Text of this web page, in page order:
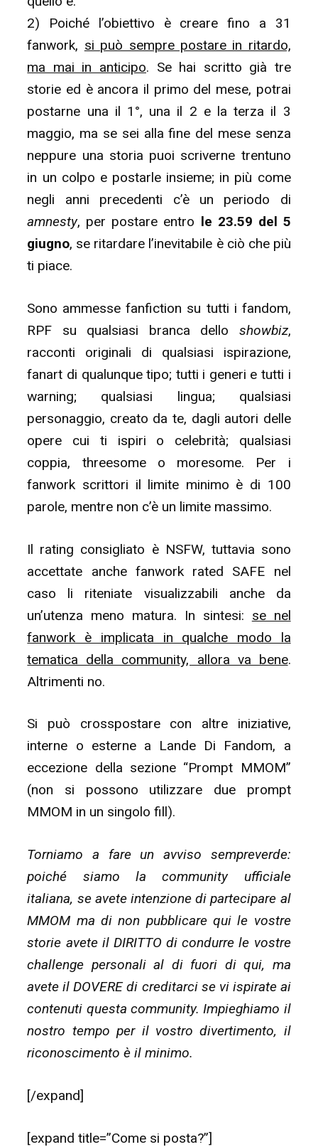
2) Poiché l’obiettivo è creare fino a 31
fanwork, si può sempre postare in ritardo,
ma mai in anticipo. Se hai scritto già tre
storie ed è ancora il primo del mese, potrai
postarne una il 1°, una il 2 e la terza il 3
maggio, ma se sei alla fine del mese senza
neppure una storia puoi scriverne trentuno
in un colpo e postarle insieme; in più come
negli anni precedenti c’è un periodo di
amnesty, per postare entro le 23.59 del 5
giugno, se ritardare l’inevitabile è ciò che più
ti piace.
Sono ammesse fanfiction su tutti i fandom,
RPF su qualsiasi branca dello showbiz,
racconti originali di qualsiasi ispirazione,
fanart di qualunque tipo; tutti i generi e tutti i
warning; qualsiasi lingua; qualsiasi
personaggio, creato da te, dagli autori delle
opere cui ti ispiri o celebrità; qualsiasi
coppia, threesome o moresome. Per i
fanwork scrittori il limite minimo è di 100
parole, mentre non c’è un limite massimo.
Il rating consigliato è NSFW, tuttavia sono
accettate anche fanwork rated SAFE nel
caso li riteniate visualizzabili anche da
un’utenza meno matura. In sintesi: se nel
fanwork è implicata in qualche modo la
tematica della community, allora va bene.
Altrimenti no.
Si può crosspostare con altre iniziative,
interne o esterne a Lande Di Fandom, a
eccezione della sezione “Prompt MMOM”
(non si possono utilizzare due prompt
MMOM in un singolo fill).
Torniamo a fare un avviso sempreverde:
poiché siamo la community ufficiale
italiana, se avete intenzione di partecipare al
MMOM ma di non pubblicare qui le vostre
storie avete il DIRITTO di condurre le vostre
challenge personali al di fuori di qui, ma
avete il DOVERE di creditarci se vi ispirate ai
contenuti questa community. Impieghiamo il
nostro tempo per il vostro divertimento, il
riconoscimento è il minimo.
[/expand]
[expand title=”Come si posta?”]